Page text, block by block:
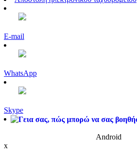
E-mail
WhatsApp
Skype
Android
x